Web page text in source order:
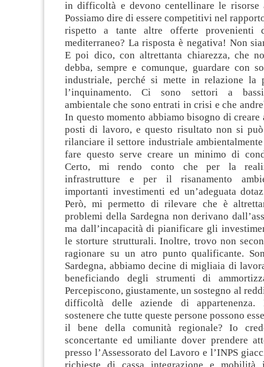
in difficoltà e devono centellinare le risorse
Possiamo dire di essere competitivi nel
rispetto a tante altre offerte provenienti
mediterraneo? La risposta è negativa! Non
E poi dico, con altrettanta chiarezza, che
debba, sempre e comunque, guardare con
industriale, perché si mette in relazione la
l’inquinamento. Ci sono settori a
ambientale che sono entrati in crisi e che
In questo momento abbiamo bisogno di creare
posti di lavoro, e questo risultato non si può
rilanciare il settore industriale
fare questo serve creare un minimo di
Certo, mi rendo conto che per la
infrastrutture e per il risanamento
importanti investimenti ed un’adeguata
Però, mi permetto di rilevare che è
problemi della Sardegna non derivano
ma dall’incapacità di pianificare gli
le storture strutturali. Inoltre, trovo non
ragionare su un atro punto qualificante.
Sardegna, abbiamo decine di migliaia di
beneficiando degli strumenti di
Percepiscono, giustamente, un sostegno al
difficoltà delle aziende di appartenenza.
sostenere che tutte queste persone possono
il bene della comunità regionale? Io
sconcertante ed umiliante dover prendere
presso l’Assessorato del Lavoro e l’INPS